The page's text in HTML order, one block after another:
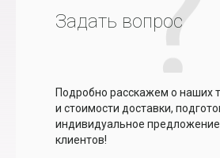
Задать вопрос
Подробно расскажем о наших
и стоимости доставки,
индивидуальное
клиентов!